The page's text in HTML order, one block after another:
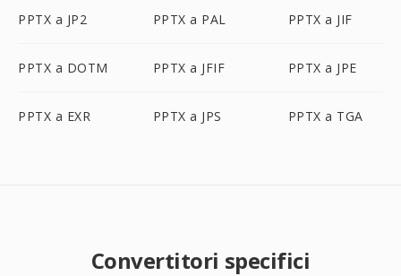
PPTX a JP2 PPTX a PAL PPTX a JIF
PPTX a DOTM PPTX a JFIF PPTX a JPE
PPTX a EXR PPTX a JPS PPTX a TGA
Convertitori specifici